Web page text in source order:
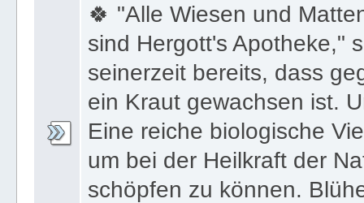
🍀 "Alle Wiesen und
sind Hergott's Apotheke,"
seinerzeit bereits, dass
ein Kraut gewachsen ist.
Eine reiche biologische
um bei der Heilkraft der
schöpfen zu können.